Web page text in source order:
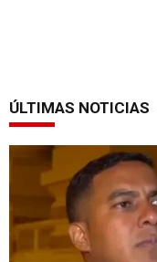
ÚLTIMAS NOTICIAS